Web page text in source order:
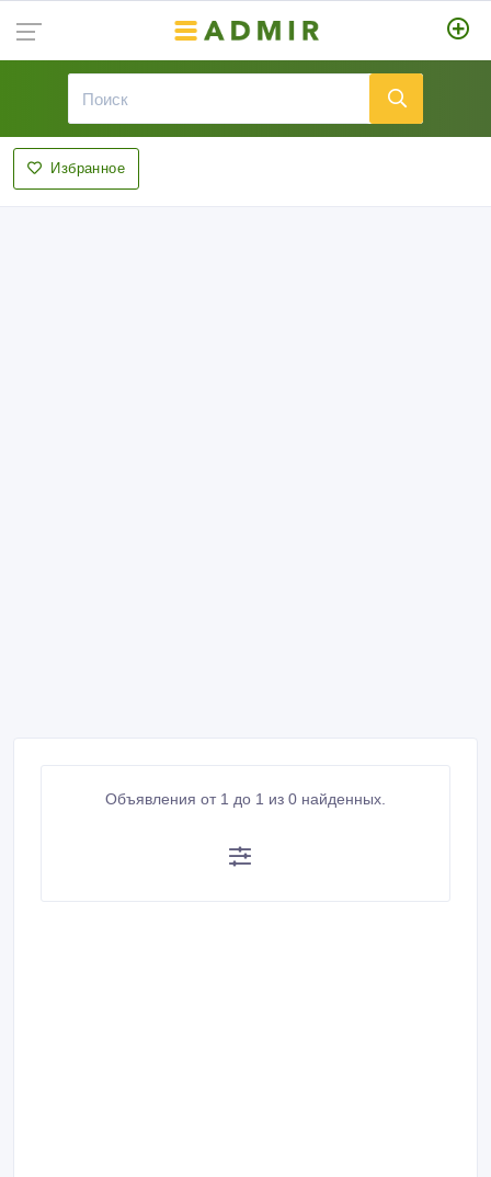
Избранное
Объявления от 1 до 1 из 0 найденных.